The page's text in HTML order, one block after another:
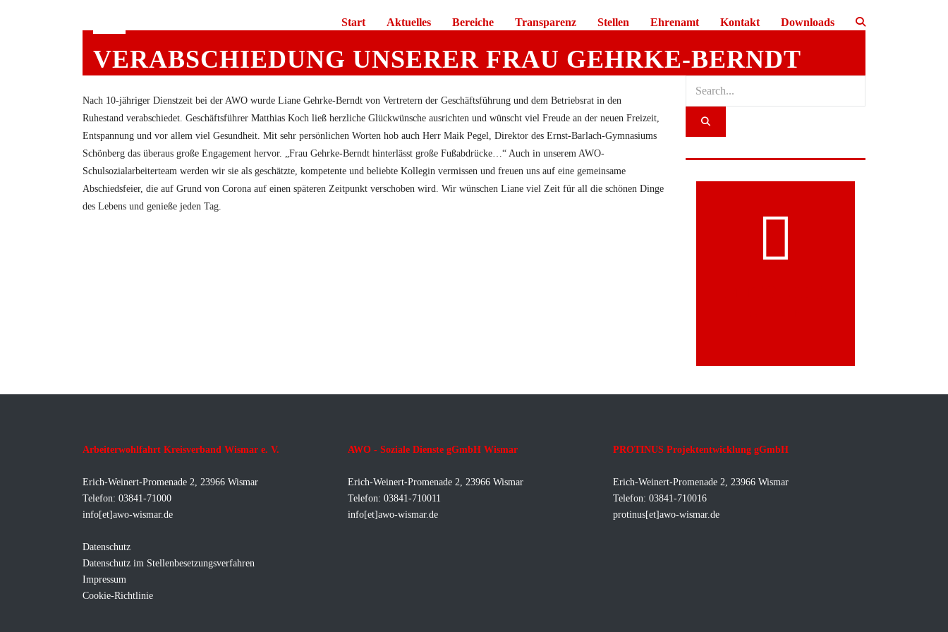
Start Aktuelles Bereiche Transparenz Stellen Ehrenamt Kontakt Downloads
VERABSCHIEDUNG UNSERER FRAU GEHRKE-BERNDT
Nach 10-jähriger Dienstzeit bei der AWO wurde Liane Gehrke-Berndt von Vertretern der Geschäftsführung und dem Betriebsrat in den
Ruhestand verabschiedet. Geschäftsführer Matthias Koch ließ herzliche Glückwünsche ausrichten und wünscht viel Freude an der neuen Freizeit,
Entspannung und vor allem viel Gesundheit. Mit sehr persönlichen Worten hob auch Herr Maik Pegel, Direktor des Ernst-Barlach-Gymnasiums
Schönberg das überaus große Engagement hervor. „Frau Gehrke-Berndt hinterlässt große Fußabdrücke…“ Auch in unserem AWO-
Schulsozialarbeiterteam werden wir sie als geschätzte, kompetente und beliebte Kollegin vermissen und freuen uns auf eine gemeinsame
Abschiedsfeier, die auf Grund von Corona auf einen späteren Zeitpunkt verschoben wird. Wir wünschen Liane viel Zeit für all die schönen Dinge
des Lebens und genieße jeden Tag.
Arbeiterwohlfahrt Kreisverband Wismar e. V.
Erich-Weinert-Promenade 2, 23966 Wismar
Telefon: 03841-71000
info[et]awo-wismar.de
Datenschutz
Datenschutz im Stellenbesetzungsverfahren
Impressum
Cookie-Richtlinie
AWO - Soziale Dienste gGmbH Wismar
Erich-Weinert-Promenade 2, 23966 Wismar
Telefon: 03841-710011
info[et]awo-wismar.de
PROTINUS Projektentwicklung gGmbH
Erich-Weinert-Promenade 2, 23966 Wismar
Telefon: 03841-710016
protinus[et]awo-wismar.de